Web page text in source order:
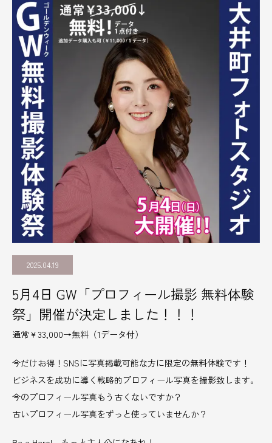
2025.04.19
5月4日 GW「プロフィール撮影 無料体験
祭」開催が決定しました！！！
通常￥33,000→無料（1データ付）
今だけお得！SNSに写真掲載可能な方に限定の無料体験です！
ビジネスを成功に導く戦略的プロフィール写真を撮影致します。
今のプロフィール写真もう古くないですか？
古いプロフィール写真をずっと使っていませんか？